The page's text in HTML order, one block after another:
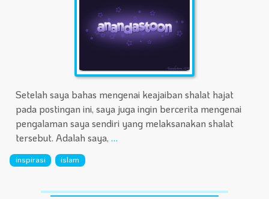
Setelah saya bahas mengenai keajaiban shalat hajat
pada postingan ini, saya juga ingin bercerita mengenai
pengalaman saya sendiri yang melaksanakan shalat
tersebut. Adalah saya, …
inspirasi islam